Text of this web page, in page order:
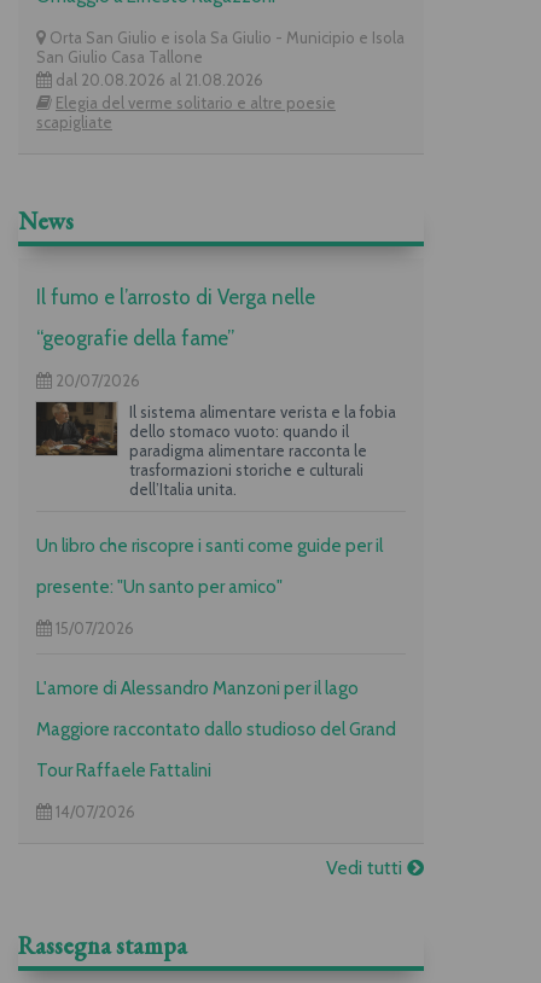
Orta San Giulio e isola Sa Giulio - Municipio e Isola
San Giulio Casa Tallone
dal 20.08.2026 al 21.08.2026
Elegia del verme solitario e altre poesie
scapigliate
News
Il fumo e l’arrosto di Verga nelle
“geografie della fame”
20/07/2026
Il sistema alimentare verista e la fobia
dello stomaco vuoto: quando il
paradigma alimentare racconta le
trasformazioni storiche e culturali
dell’Italia unita.
Un libro che riscopre i santi come guide per il
presente: "Un santo per amico"
15/07/2026
L'amore di Alessandro Manzoni per il lago
Maggiore raccontato dallo studioso del Grand
Tour Raffaele Fattalini
14/07/2026
Vedi tutti
Rassegna stampa